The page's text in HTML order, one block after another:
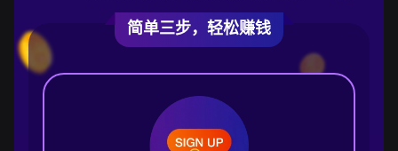
简单三步，轻松赚钱